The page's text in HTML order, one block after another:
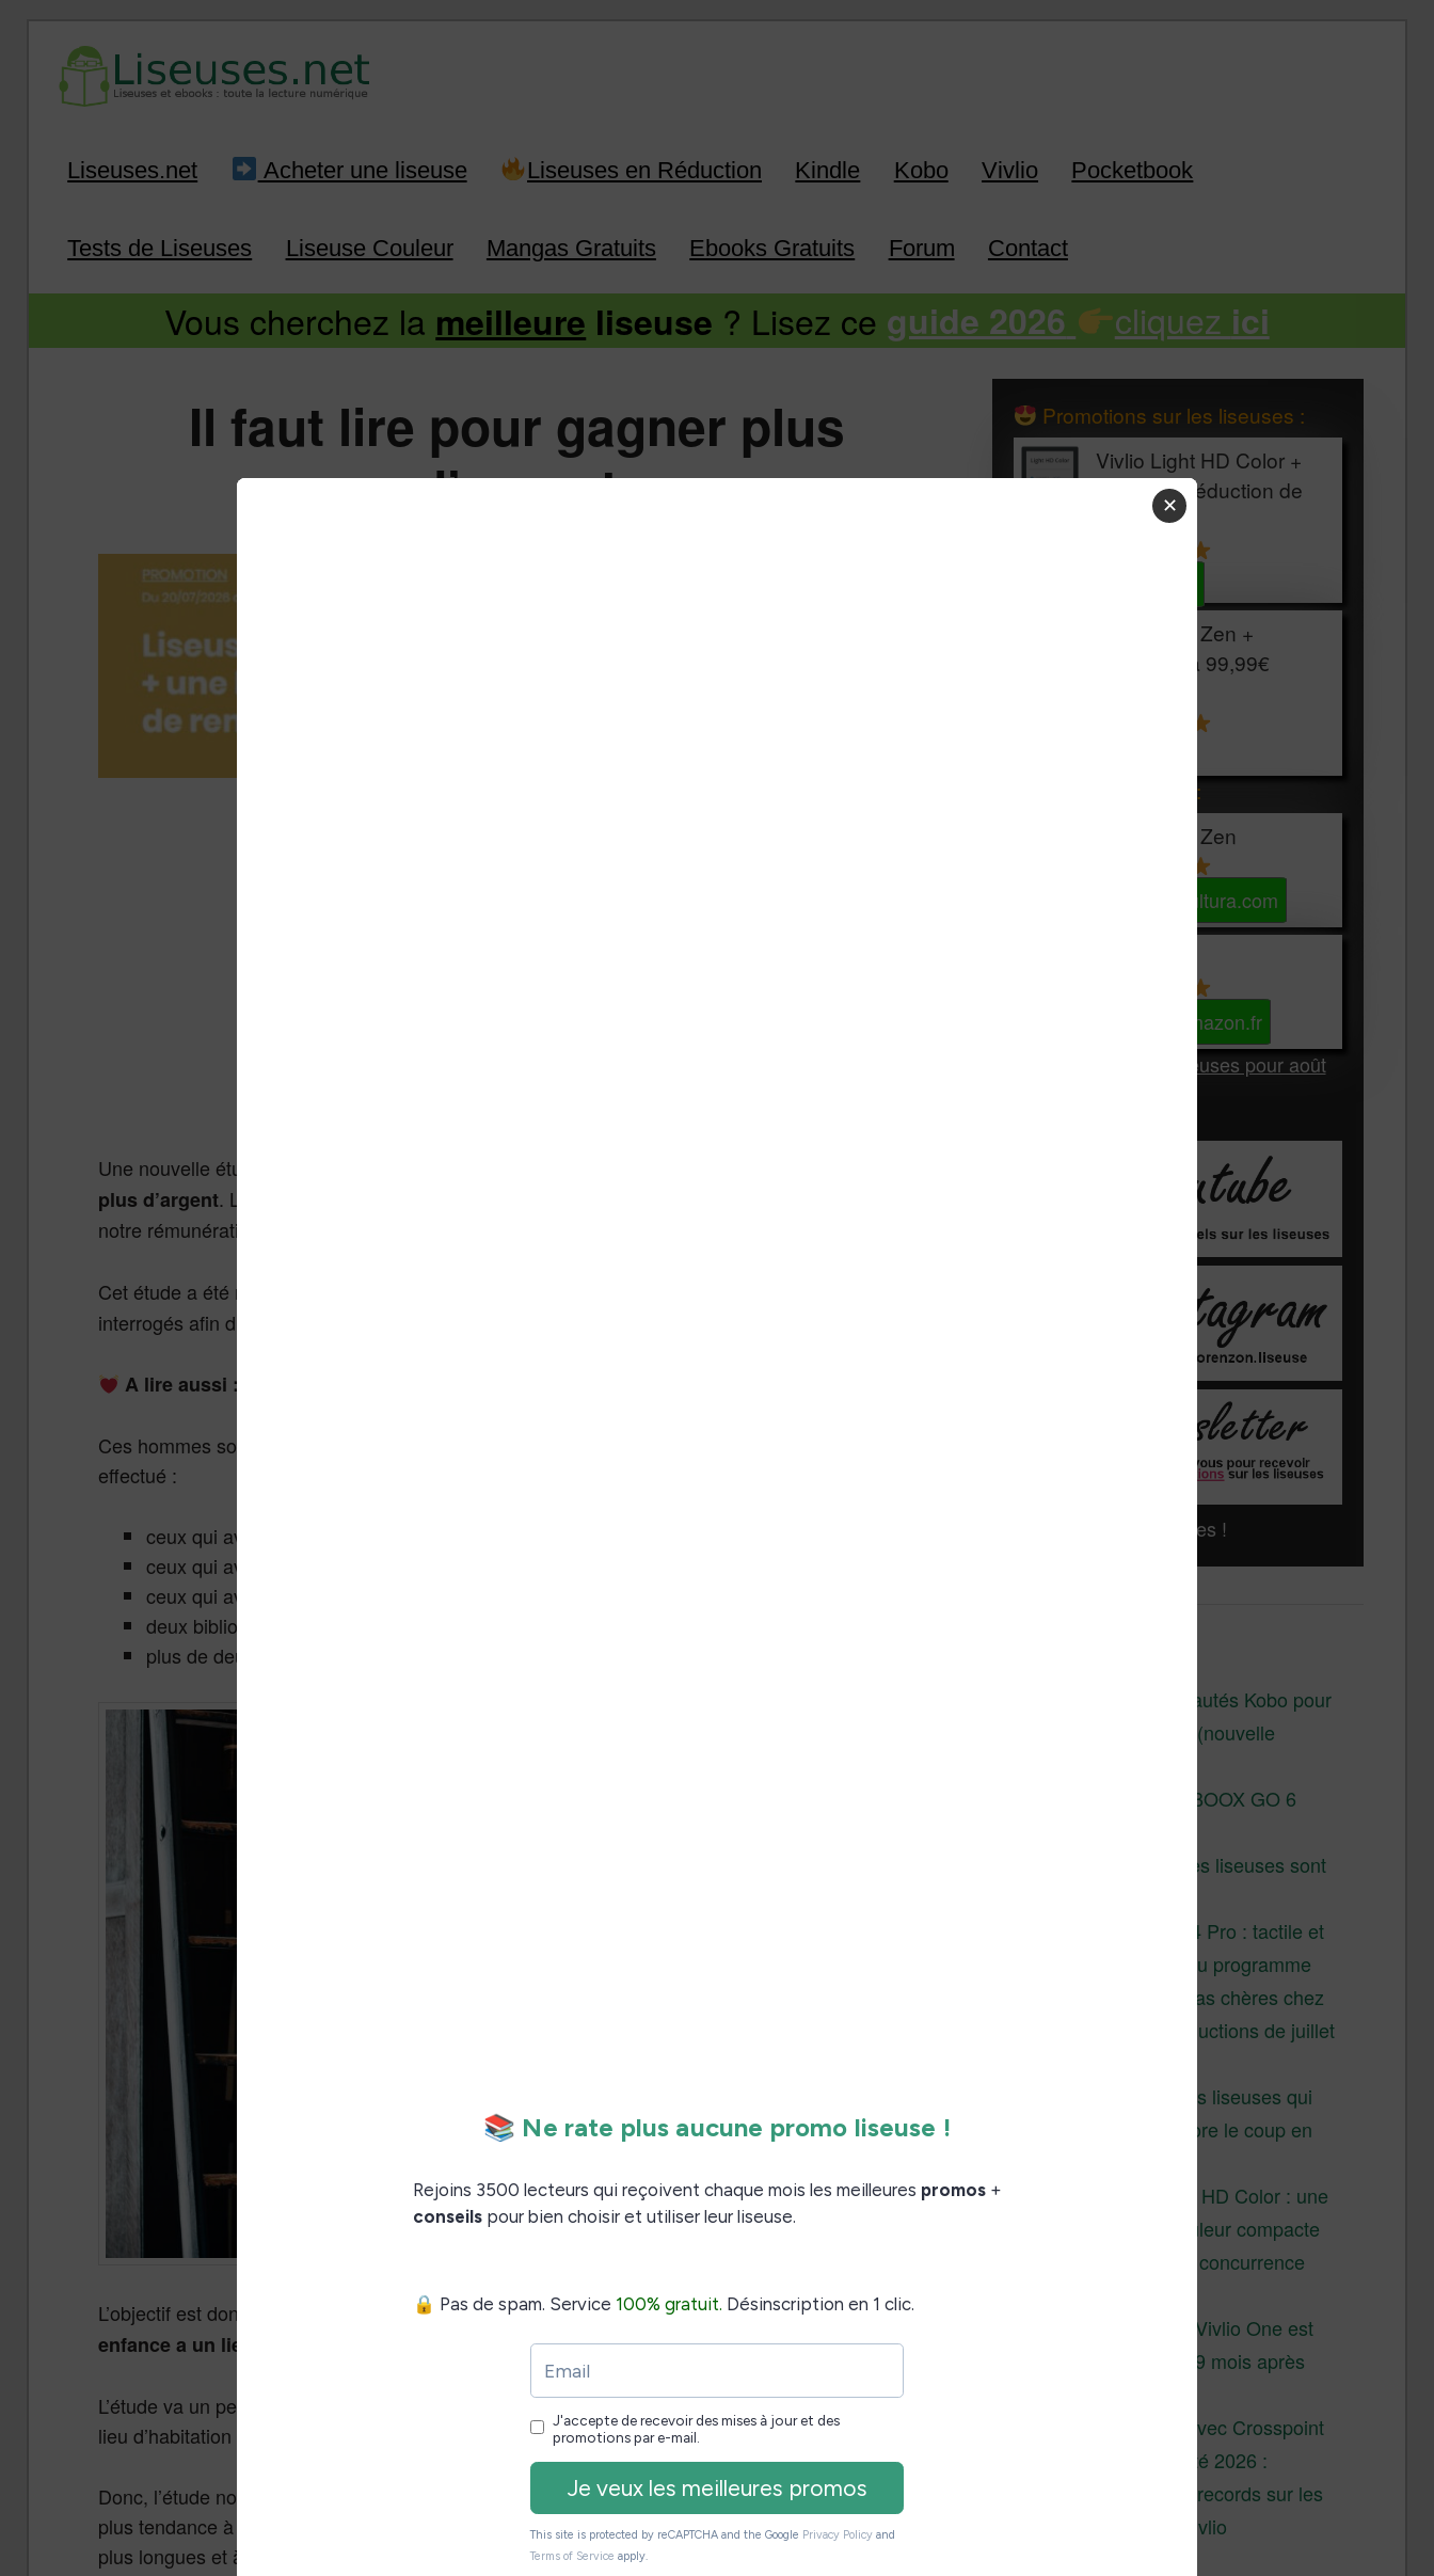
Infos sur les liseuses Kindle, Kobo, Vivlio, Pocketbook
Liseuses.net Acheter une liseuse Liseuses en Réduction Kindle Kobo Vivlio Pocketbook
Tests de Liseuses Liseuse Couleur Mangas Gratuits Ebooks Gratuits Forum Contact
Vous cherchez la meilleure liseuse ? Lisez ce guide 2026 cliquez ici
Il faut lire pour gagner plus
d’argent
Une nouvelle étude nous explique
plus d’argent. Les livres que nous lisons donc depuis notre enfance auraient une incidence sur
notre rémunération plus tard. Voyons cela en détail…
Cet étude a été menée par l’
interrogés afin d’obtenir un échantillon représentatif. Vous noterez qu’il n’y a pas de femme…
A lire aussi :
Ces hommes sont tous nés entre 1920 et 1956 dans 6 pays d’Europe. Un classement a été
effectué :
ceux qui avaient 10 livres ou moins à la maison,
ceux qui avaient une étagère de livres chez eux,
ceux qui avaient une bibliothèque avec plus de 100 livres,
deux bibliothèques,
plus de deux bibliothèques.
L’objectif est donc de
voir si le nombre de livres qui a entouré ces personnes dans leur
enfance a un lien avec la situation qu’ils occupent aujourd’hui.
L’étude va un peu plus loin puisque le niveau d’étude de la personne a été ausculté ainsi que son
lieu d’habitation de jeunesse (ville ou campagne).
Donc, l’étude nous apprend – en gros – que les gens qui ont été entouré de plus de livres ont eu
plus tendance à vivre dans des grandes villes (en déménageant par exemple), à suivre des études
plus longues et à obtenir de meilleurs postes et fonctions dans leur vie professionnelle.
Promotions sur les liseuses :
Vivlio Light HD Color +
HOUSSE réduction de
Vivlio Light Zen +
HOUSSE à 99,99€
Les accessibles :
Vivlio Light Zen
Voir sur Cultura.com
Voir sur Amazon.fr
Les Meilleures liseuses pour août
Liseuses pas chères !
Les nouveautés Kobo pour
la fin 2026 (nouvelle
Test de la BOOX GO 6
Pourquoi les liseuses sont
XTEINK X4 Pro : tactile et
éclairage au programme
Liseuses pas chères chez
Vivlio – réductions de juillet
3 anciennes liseuses qui
valent encore le coup en
Vivlio Light HD Color : une
liseuse couleur compacte
à prix défiant toute concurrence
La liseuse Vivlio One est
un succès 9 mois après
XTEINK X4 : test avec Crosspoint
Soldes d’été 2026 :
réductions records sur les
liseuses Kobo et Vivlio
✕